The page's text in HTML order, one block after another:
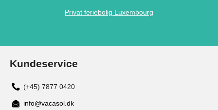
Privat feriebolig Luxembourg
Kundeservice
(+45) 7877 0420
info@vacasol.dk